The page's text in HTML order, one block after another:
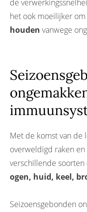
de
het ook moeilijker om
houden vanwege
Met de komst van de
overweldigd raken en
verschillende soorten
ogen, huid, keel,
Seizoensgebonden